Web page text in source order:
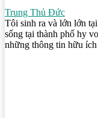
Trung Thủ Đức
Tôi sinh ra và lớn lớn
sống tại thành phố hy
những thông tin hữu ích